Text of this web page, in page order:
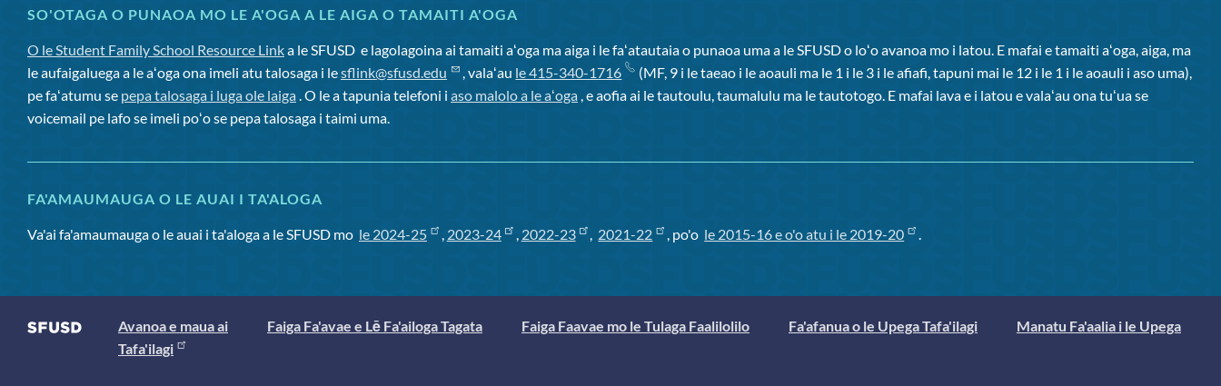
SO'OTAGA O PUNAOA MO LE A'OGA A LE AIGA O TAMAITI A'OGA
O le Student Family School Resource Linka le SFUSD e lagolagoina ai tamaiti aʻoga ma aiga i le faʻatautaia o punaoa uma a le SFUSD o loʻo avanoa mo i latou. E mafai e tamaiti aʻoga, aiga, ma
le aufaigaluega a le aʻoga ona imeli atu talosaga i lesflink@sfusd.edu , valaʻau le 415-340-1716
(MF, 9 i le taeao i le aoauli ma le 1 i le 3 i le afiafi, tapuni mai le 12 i le 1 i le aoauli i aso uma),
pe faʻatumu se pepa talosaga i luga ole laiga. O le a tapunia telefoni i aso malolo a le aʻoga , e aofia ai le tautoulu, taumalulu ma le tautotogo. E mafai lava e i latou e valaʻau ona tuʻua se
voicemail pe lafo se imeli poʻo se pepa talosaga i taimi uma.
FA'AMAUMAUGA O LE AUAI I TA'ALOGA
Va'ai fa'amaumauga o le auai i ta'aloga a le SFUSD mo le 2024-25 , 2023-24 , 2022-23 , 2021-22 , po'o le 2015-16 e o'o atu i le 2019-20 .
Avanoa e maua ai Faiga Fa'avae e Lē Fa'ailoga Tagata Faiga Faavae mo le Tulaga Faalilolilo Fa'afanua o le Upega Tafa'ilagi
Manatu Fa'aalia i le Upega
Tafa'ilagi